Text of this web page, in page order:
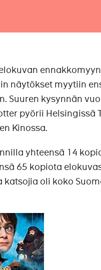
näytökset myytiin
Suuren kysynnän
pyörii Helsingissä
Kinossa.
yhteensä 14
65 kopiota
oli koko